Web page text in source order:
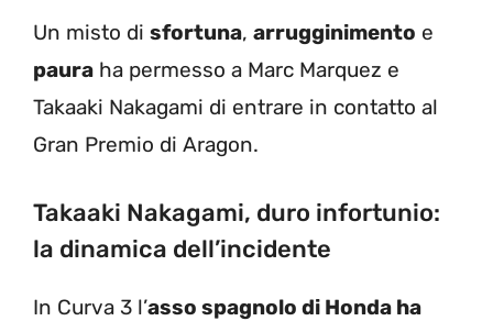
Un misto di sfortuna, arrugginimento e
paura ha permesso a Marc Marquez e
Takaaki Nakagami di entrare in contatto al
Gran Premio di Aragon.
Takaaki Nakagami, duro infortunio:
la dinamica dell’incidente
In Curva 3 l’asso spagnolo di Honda ha